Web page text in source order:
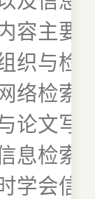
容主要
织与检
络检索
论文写
息检索
学会信